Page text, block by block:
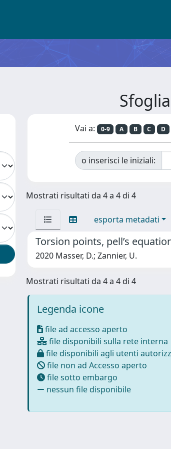
Vai a: 0-9 A B C D
o inserisci le iniziali:
Mostrati risultati da 4 a 4 di 4
esporta metadati
Torsion points, pell’s
2020 Masser, D.; Zannier, U.
Mostrati risultati da 4 a 4 di 4
Legenda icone
file ad accesso aperto
file disponibili sulla rete interna
file disponibili agli utenti
file non ad Accesso aperto
file sotto embargo
nessun file disponibile